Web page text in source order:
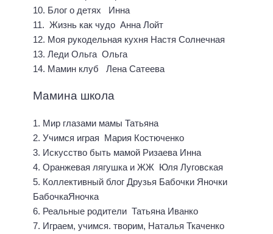
10. Блог о детях Инна
11. Жизнь как чудо Анна Лойт
12. Моя рукодельная кухня Настя Солнечная
13. Леди Ольга Ольга
14. Мамин клуб Лена Сатеева
Мамина школа
1. Мир глазами мамы Татьяна
2. Учимся играя Мария Костюченко
3. Искусство быть мамой Ризаева Инна
4. Оранжевая лягушка и ЖЖ Юля Луговская
5. Коллективный блог Друзья Бабочки Яночки
БабочкаЯночка
6. Реальные родители Татьяна Иванко
7. Играем, учимся. творим, Наталья Ткаченко